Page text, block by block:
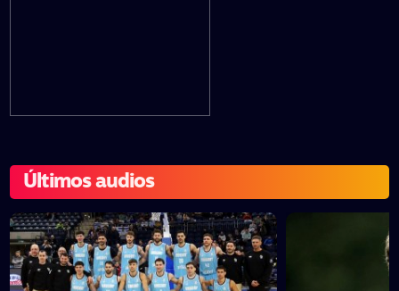
Últimos audios